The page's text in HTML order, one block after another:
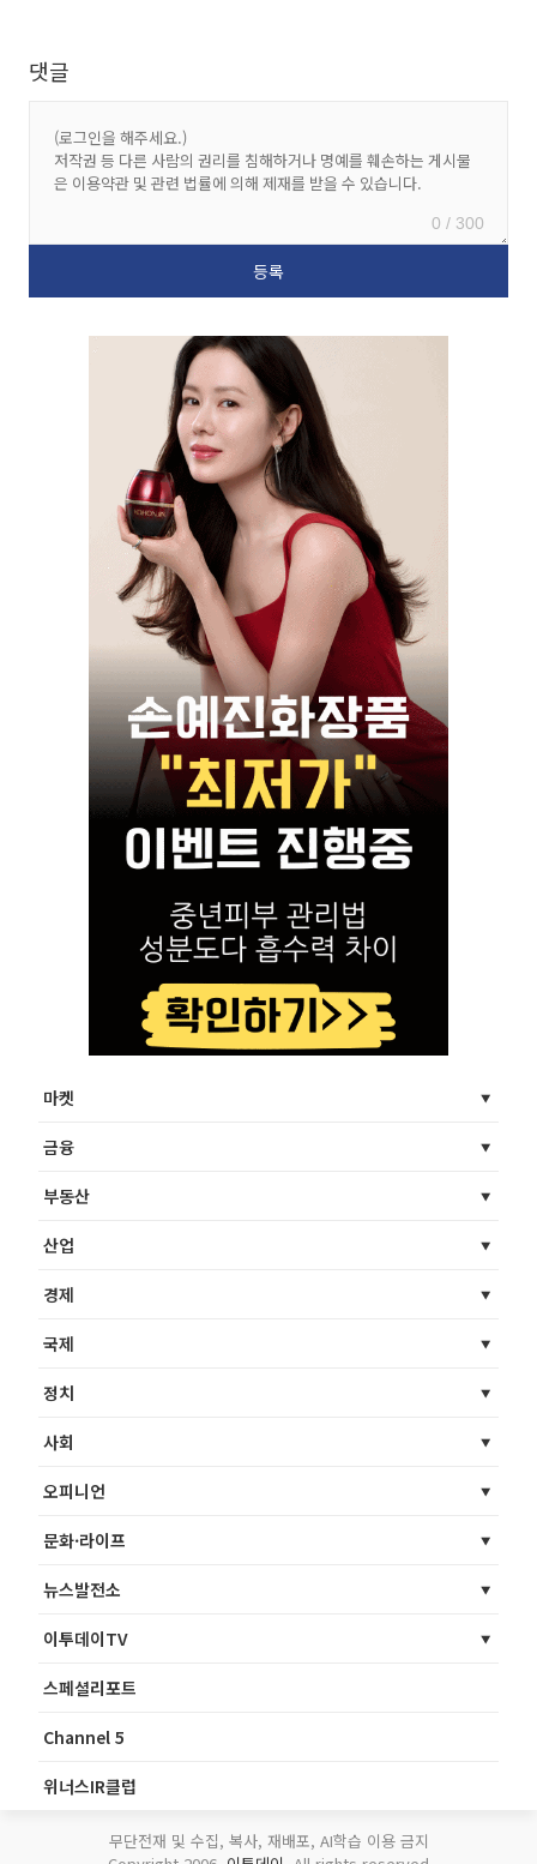
댓글
0 / 300
마켓
금융
부동산
산업
경제
국제
정치
사회
오피니언
문화·라이프
뉴스발전소
이투데이TV
스페셜리포트
Channel 5
위너스IR클럽
무단전재 및 수집, 복사, 재배포, AI학습 이용 금지